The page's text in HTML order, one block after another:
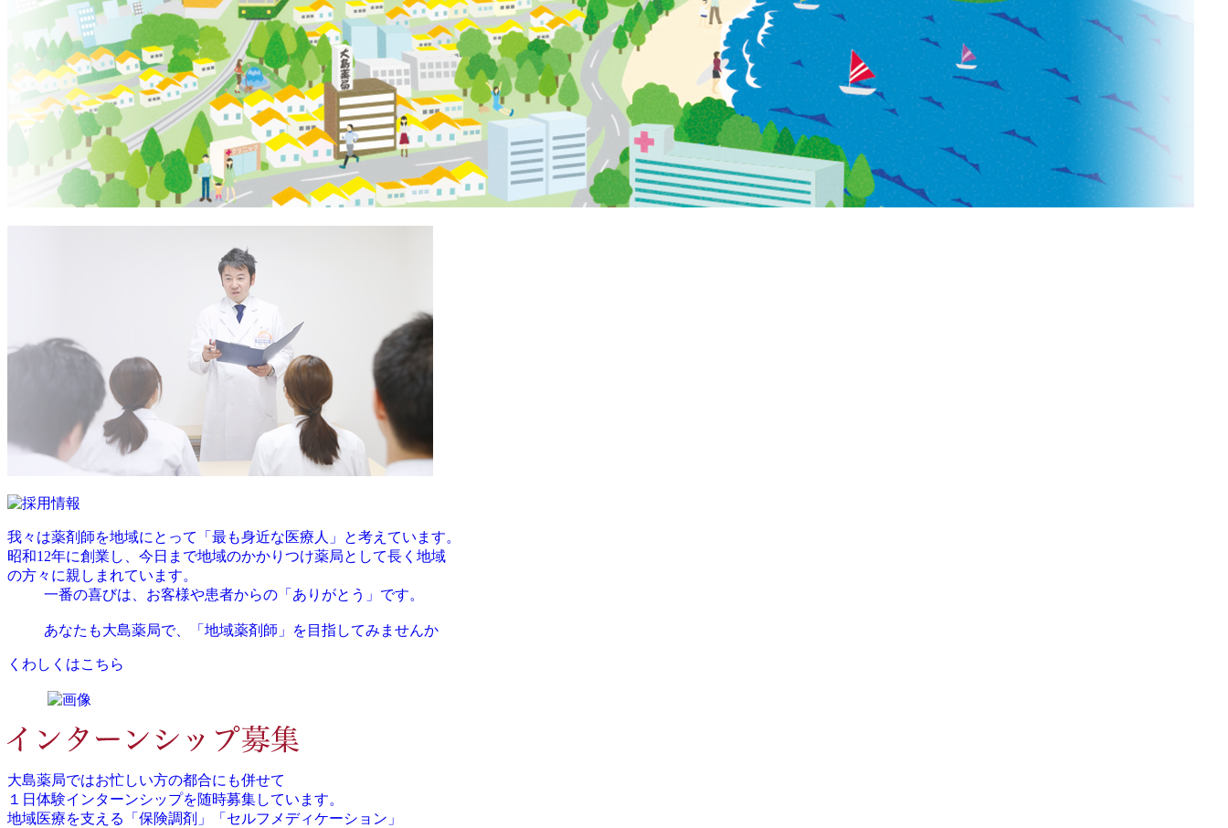
我々は薬剤師を地域にとって「最も身近な医療人」と考えています。
昭和12年に創業し、今日まで地域のかかりつけ薬局として長く地域
の方々に親しまれています。
一番の喜びは、お客様や患者からの「ありがとう」です。
あなたも大島薬局で、「地域薬剤師」を目指してみませんか
くわしくはこちら
大島薬局ではお忙しい方の都合にも併せて
１日体験インターンシップを随時募集しています。
地域医療を支える「保険調剤」「セルフメディケーション」